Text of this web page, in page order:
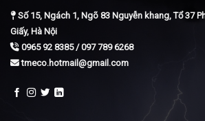
Số 15, Ngách 1, Ngõ 83 Nguyễn khang, Tổ 37
Giấy, Hà Nội
0965 92 8385 / 097 789 6268
tmeco.hotmail@gmail.com